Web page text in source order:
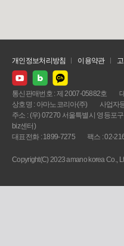
개인정보처리방침 이용약관
통신판매번호 : 제 2007-05882호
상호명 : 아마노코리아(주)
사업자
주소 : (우) 07270 서울특별시 영등포
biz센터)
대표전화 : 1899-7275
팩스 : 02-
Copyright(C) 2023 amano korea Co.,